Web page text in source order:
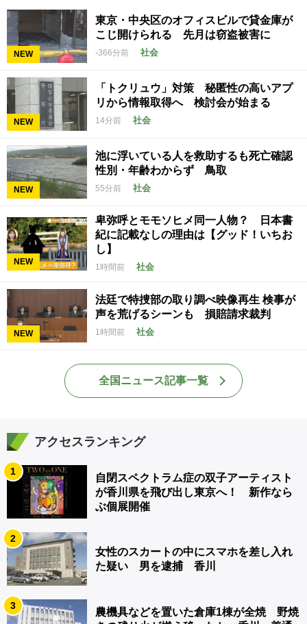
NEW
東京・中央区のオフィスビルで貸金庫が
こじ開けられる 先月は窃盗被害に
-366分前 社会
NEW
「トクリュウ」対策 秘匿性の高いアプ
リから情報取得へ 検討会が始まる
14分前 社会
NEW
池に浮いている人を救助するも死亡確認
性別・年齢わからず 鳥取
55分前 社会
NEW
卑弥呼とモモソヒメ同一人物？ 日本書
紀に記載なしの理由は【グッド！いちお
し】
1時間前 社会
NEW
法廷で特捜部の取り調べ映像再生 検事が
声を荒げるシーンも 損賠請求裁判
1時間前 社会
全国ニュース記事一覧
アクセスランキング
1
自閉スペクトラム症の双子アーティスト
が香川県を飛び出し東京へ！ 新作なら
ぶ個展開催
2
女性のスカートの中にスマホを差し入れ
た疑い 男を逮捕 香川
3
農機具などを置いた倉庫1棟が全焼 野焼